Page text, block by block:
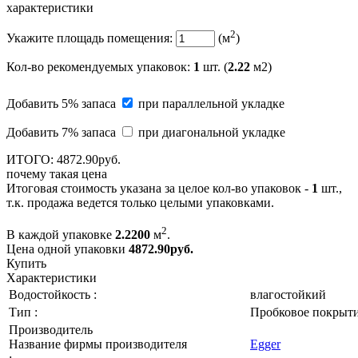
характеристики
Укажите площадь помещения: (м2)
Кол-во рекомендуемых упаковок: 1 шт. (2.22 м2)
Добавить 5% запаса при параллельной укладке
Добавить 7% запаса
при диагональной укладке
ИТОГО: 4872.90руб.
почему такая цена
Итоговая стоимость указана за целое кол-во упаковок - 1 шт.,
т.к. продажа ведется только целыми упаковками.
В каждой упаковке 2.2200 м2.
Цена одной упаковки 4872.90руб.
Купить
Характеристики
Водостойкость :
влагостойкий
Тип :
Пробковое
Производитель
Название фирмы производителя
Egger